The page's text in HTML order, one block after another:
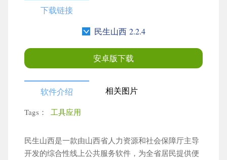
更多栏目 ×
下载链接
民生山西 2.2.4
安卓版下载
软件介绍 相关图片
Tags： 工具应用
民生山西是一款由山西省人力资源和社会保障厅主导
开发的综合性线上公共服务软件，为全省居民提供便